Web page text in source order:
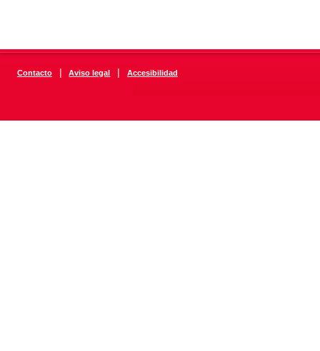
Contacto | Aviso legal | Accesibilidad